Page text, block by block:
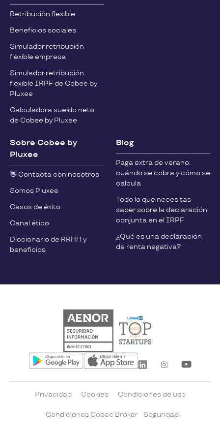
Retribución flexible
Beneficios sociales
Simulador retribución
flexible empresa
Simulador retribución
flexible IRPF de Cobee by
Pluxee
Calculadora sueldo neto
de Cobee by Pluxee
Sobre Cobee by
Pluxee
👋 Contacta con nosotros
Somos Pluxee
Casos de éxito
Canal ético
Diccionario de RRHH y
beneficios
Blog
Paga extra de verano:
cuándo se cobra y cómo se
calcula
Todo lo que necesitas
saber sobre la declaración
conjunta en el IRPF
¿Qué es una declaración
de renta negativa?
Privacidad Cookies Condiciones de uso
Condiciones Cobee Broker Seguridad